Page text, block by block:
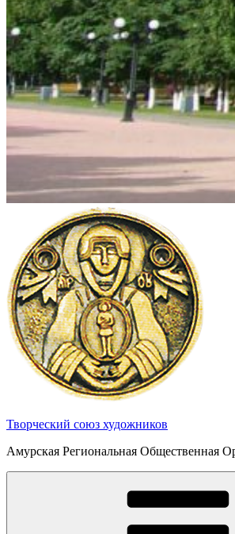
Творческий союз художников
Амурская Региональная Общественная